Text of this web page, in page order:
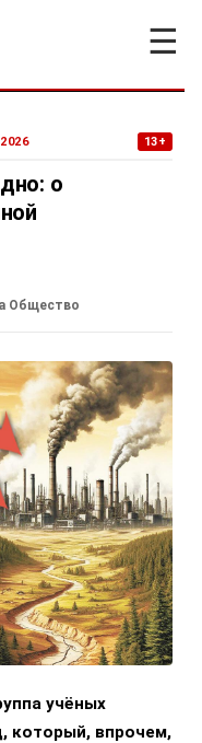
☰
13+
о
Общество
учёных
который, впрочем,